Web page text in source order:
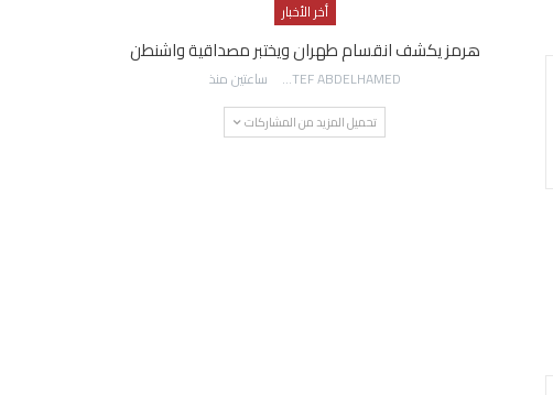
أخر الأخبار
هرمز يكشف انقسام طهران ويختبر مصداقية واشنطن
AWATEF ABDELHAMED ساعتين منذ
تحميل المزيد من المشاركات